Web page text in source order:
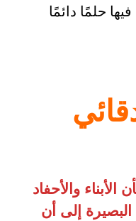
حلمًا دائمًا
والأحفاد
إلى أن